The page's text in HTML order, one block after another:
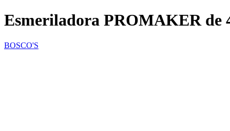
Esmeriladora PROMAKER de
BOSCO'S